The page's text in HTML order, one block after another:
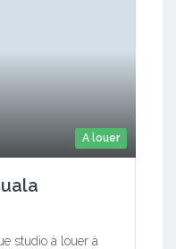
A louer
studio à louer à